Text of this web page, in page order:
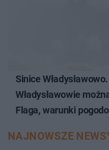
Sinice
Władysławowie
Flaga, warunki
NAJNOWSZE